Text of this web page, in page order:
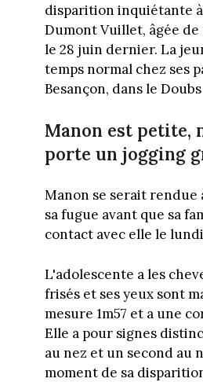
disparition inquiétante
Dumont Vuillet, âgée de
le 28 juin dernier. La
temps normal chez ses
Besançon, dans le Doubs
Manon est petite,
porte un jogging
Manon se serait rendue
sa fugue avant que sa
contact avec elle le
L'adolescente a les
frisés et ses yeux sont
mesure 1m57 et a une
Elle a pour signes
au nez et un second au
moment de sa